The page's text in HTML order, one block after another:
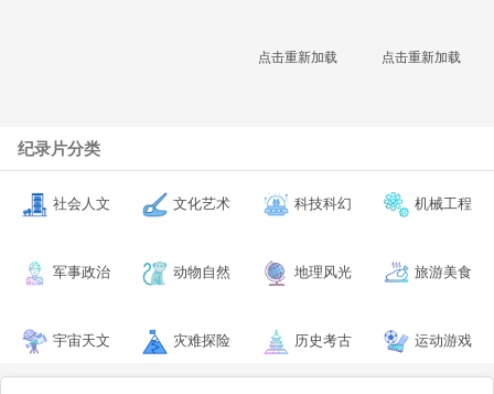
点击重新加载 点击重新加载
纪录片分类
社会人文 文化艺术 科技科幻 机械工程
军事政治 动物自然 地理风光 旅游美食
宇宙天文 灾难探险 历史考古 运动游戏